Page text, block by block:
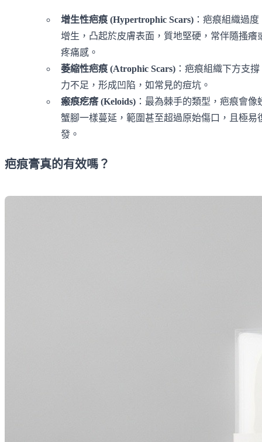
增生性疤痕 (Hypertrophic Scars) ：疤痕組織過度
增生，凸起於皮膚表面，質地堅硬，常伴隨搔癢
疼痛感。
萎縮性疤痕 (Atrophic Scars) ：疤痕組織下方支撐
力不足，形成凹陷，如常見的痘坑。
瘢痕疙瘩 (Keloids) ：最為棘手的類型，疤痕會像
蟹腳一樣蔓延，範圍甚至超過原始傷口，且極易
發。
疤痕膏真的有效嗎？